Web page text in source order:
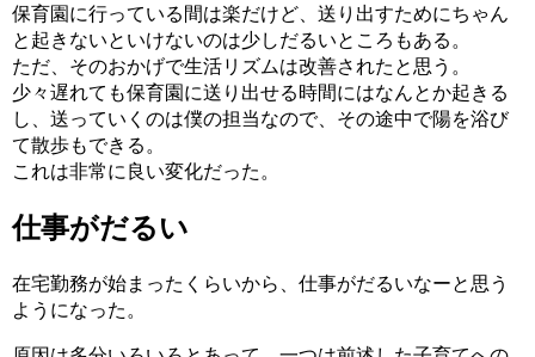
保育園に行っている間は楽だけど、送り出すためにちゃん
と起きないといけないのは少しだるいところもある。
ただ、そのおかげで生活リズムは改善されたと思う。
少々遅れても保育園に送り出せる時間にはなんとか起きる
し、送っていくのは僕の担当なので、その途中で陽を浴び
て散歩もできる。
これは非常に良い変化だった。
仕事がだるい
在宅勤務が始まったくらいから、仕事がだるいなーと思う
ようになった。